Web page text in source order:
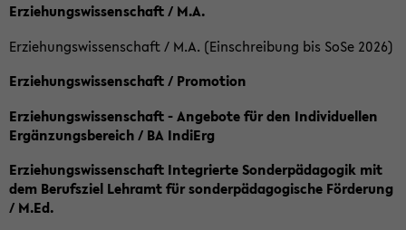
Erziehungswissenschaft / M.A.
Erziehungswissenschaft / M.A. (Einschreibung bis SoSe 2026)
Erziehungswissenschaft / Promotion
Erziehungswissenschaft - Angebote für den Individuellen
Ergänzungsbereich / BA IndiErg
Erziehungswissenschaft Integrierte Sonderpädagogik mit
dem Berufsziel Lehramt für sonderpädagogische Förderung
/ M.Ed.